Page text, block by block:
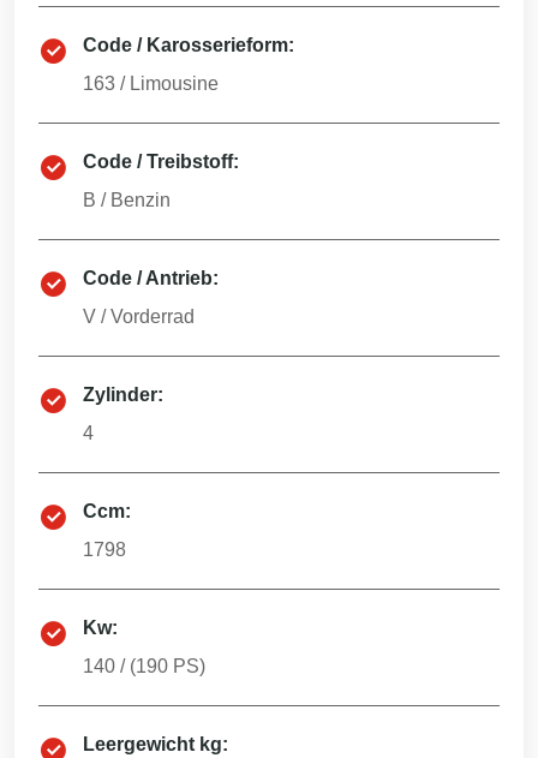
Code / Karosserieform:
163 / Limousine
Code / Treibstoff:
B / Benzin
Code / Antrieb:
V /Vorderrad
Zylinder:
4
Ccm:
1798
Kw:
140 / (190 PS)
Leergewicht kg: